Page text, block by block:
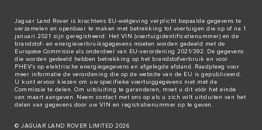
Jaguar Land Rover is krachtens EU-wetgeving verplicht bepaalde gegevens te
verzamelen en openbaar te maken met betrekking tot voertuigen die op of na 1
januari 2021 zijn geregistreerd. Het VIN (voertuigidentificatienummer) en de
brandstof- en energieverbruiksgegevens moeten worden gedeeld met de
Europese Commissie als onderdeel van EU-verordening 2021/392. De gegevens
die worden gedeeld hebben betrekking op het brandstofverbruik en voor
PHEV's op elektrische energiegegevens en afgelegde afstand. Raadpleeg voor
meer informatie de verordening die op de website van de EU is gepubliceerd.
U kunt ervoor kiezen om uw specifieke voertuiggegevens niet met de
Commissie te delen. Om uitsluiting te garanderen, moet u dit vóór het einde
van maart aangeven. Neem contact met ons op als u zich wilt uitsluiten van het
delen van gegevens door uw VIN en registratienummer op te geven.
© JAGUAR LAND ROVER LIMITED 2026